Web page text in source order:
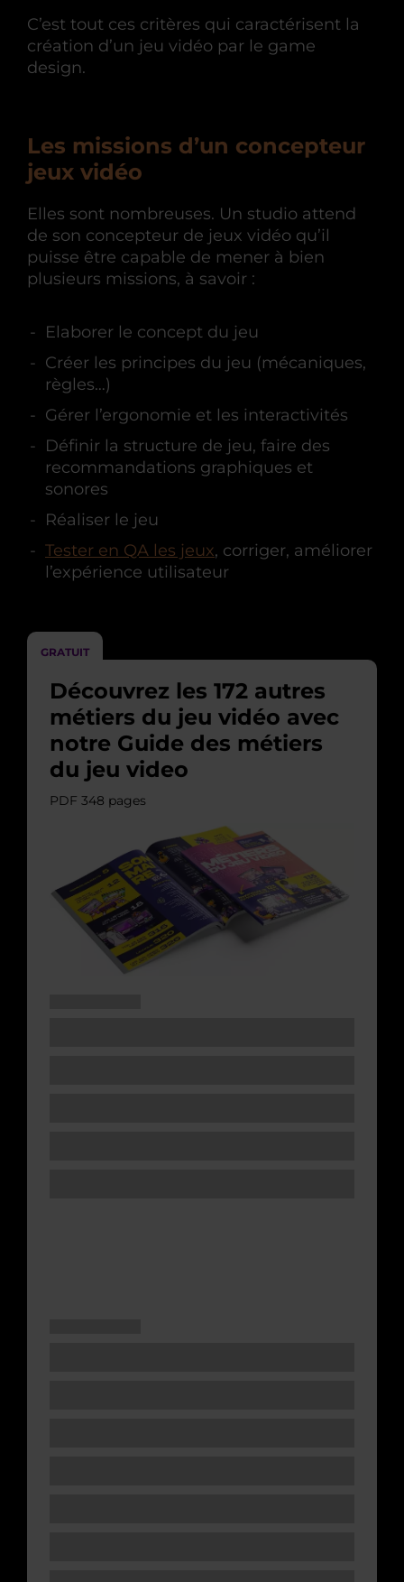
C’est tout ces critères qui caractérisent la
création d’un jeu vidéo par le game
design.
Les missions d’un concepteur
jeux vidéo
Elles sont nombreuses. Un studio attend
de son concepteur de jeux vidéo qu’il
puisse être capable de mener à bien
plusieurs missions, à savoir :
Elaborer le concept du jeu
Créer les principes du jeu (mécaniques,
règles…)
Gérer l’ergonomie et les interactivités
Définir la structure de jeu, faire des
recommandations graphiques et
sonores
Réaliser le jeu
Tester en QA les jeux, corriger, améliorer
l’expérience utilisateur
GRATUIT
Découvrez les 172 autres
métiers du jeu vidéo avec
notre Guide des métiers
du jeu video
PDF 348 pages